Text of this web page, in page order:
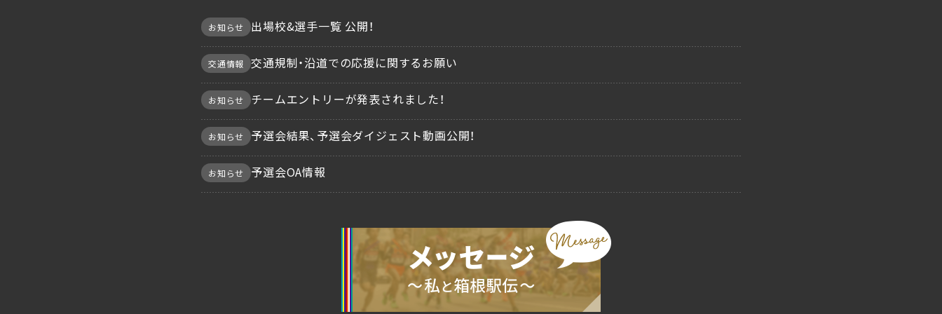
お知らせ 出場校&選手一覧 公開！
交通情報 交通規制・沿道での応援に関するお願い
お知らせ チームエントリーが発表されました！
お知らせ 予選会結果、予選会ダイジェスト動画公開！
お知らせ 予選会OA情報